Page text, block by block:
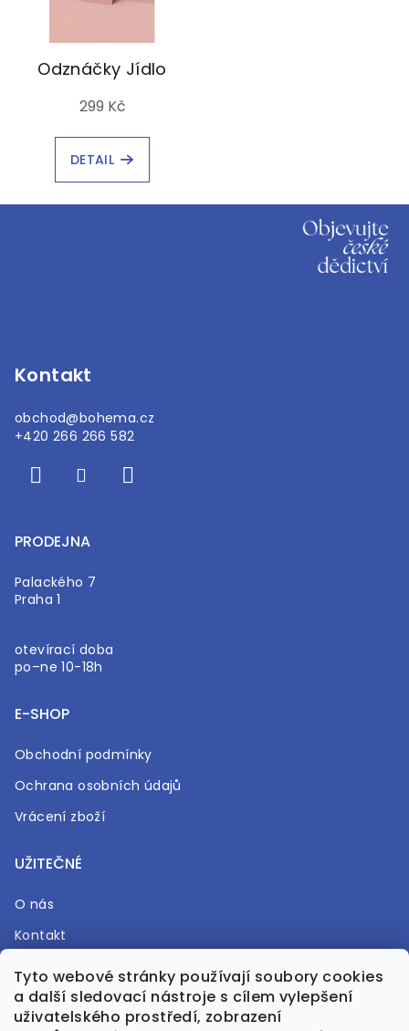
Tyto webové stránky používají soubory cookies
a další sledovací nástroje s cílem vylepšení
uživatelského prostředí, zobrazení
Odznáčky Jídlo
299 Kč
DETAIL
Kontakt
obchod@bohema.cz
+420 266 266 582
PRODEJNA
Palackého 7
Praha 1
otevírací doba
po–ne 10-18h
E-SHOP
Obchodní podmínky
Ochrana osobních údajů
Vrácení zboží
UŽITEČNÉ
O nás
Kontakt
Časté otázky
Prodejna